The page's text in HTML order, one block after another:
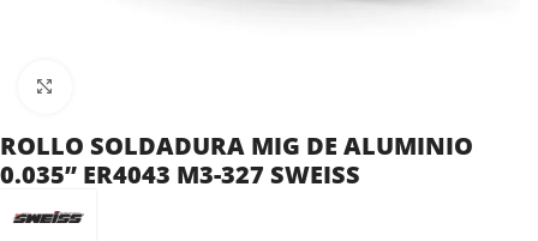
ROLLO SOLDADURA MIG DE ALUMINIO
0.035” ER4043 M3-327 SWEISS